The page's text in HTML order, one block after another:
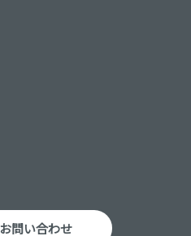
お問い合わせ